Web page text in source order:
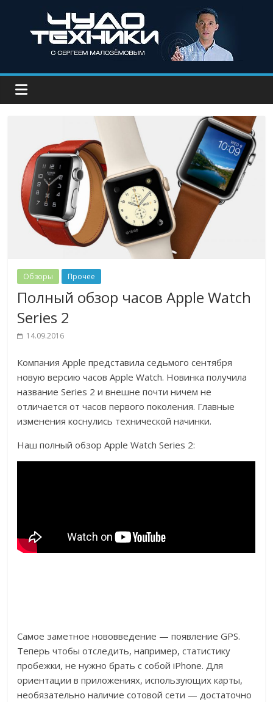
Обзоры Прочее
Полный обзор часов Apple Watch
Series 2
14.09.2016
Компания Apple представила седьмого сентября
новую версию часов Apple Watch. Новинка получила
название Series 2 и внешне почти ничем не
отличается от часов первого поколения. Главные
изменения коснулись технической начинки.
Наш полный обзор Apple Watch Series 2:
Самое заметное нововведение — появление GPS.
Теперь чтобы отследить, например, статистику
пробежки, не нужно брать с собой iPhone. Для
ориентации в приложениях, использующих карты,
необязательно наличие сотовой сети — достаточно